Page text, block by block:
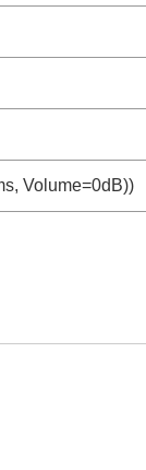
Volume=0dB))